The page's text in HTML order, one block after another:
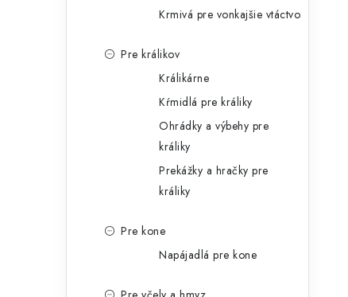
Krmivá pre vonkajšie vtáctvo
Pre králikov
Králikárne
Kŕmidlá pre králiky
Ohrádky a výbehy pre
králiky
Prekážky a hračky pre
králiky
Pre kone
Napájadlá pre kone